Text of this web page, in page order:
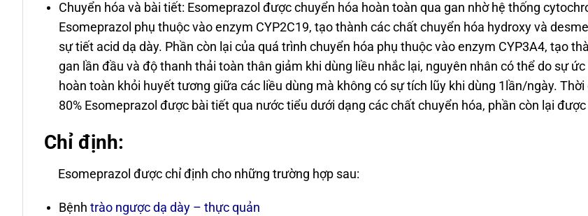
Chuyển hóa và bài tiết: Esomeprazol được chuyển hóa hoàn toàn qua gan nhờ hệ thống
Esomeprazol phụ thuộc vào enzym CYP2C19, tạo thành các chất chuyển hóa hydroxy và
sự tiết acid dạ dày. Phần còn lại của quá trình chuyển hóa phụ thuộc vào enzym CYP3A4, tạo
gan lần đầu và độ thanh thải toàn thân giảm khi dùng liều nhắc lại, nguyên nhân có thể do sự
hoàn toàn khỏi huyết tương giữa các liều dùng mà không có sự tích lũy khi dùng 1lần/ngày.
80% Esomeprazol được bài tiết qua nước tiểu dưới dạng các chất chuyển hóa, phần còn lại
Chỉ định:
Esomeprazol được chỉ định cho những trường hợp sau:
Bệnh trào ngược dạ dày – thực quản